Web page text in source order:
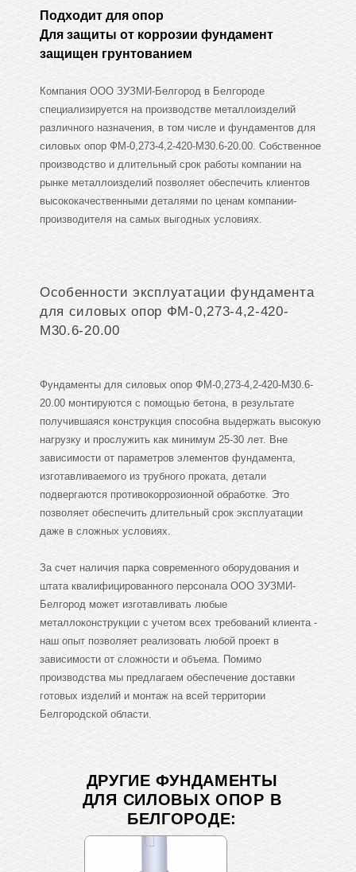
Подходит для опор
Для защиты от коррозии фундамент
защищен грунтованием
Компания ООО ЗУЗМИ-Белгород в Белгороде
специализируется на производстве металлоизделий
различного назначения, в том числе и фундаментов для
силовых опор ФМ-0,273-4,2-420-М30.6-20.00. Собственное
производство и длительный срок работы компании на
рынке металлоизделий позволяет обеспечить клиентов
высококачественными деталями по ценам компании-
производителя на самых выгодных условиях.
Особенности эксплуатации фундамента
для силовых опор ФМ-0,273-4,2-420-
М30.6-20.00
Фундаменты для силовых опор ФМ-0,273-4,2-420-М30.6-
20.00 монтируются с помощью бетона, в результате
получившаяся конструкция способна выдержать высокую
нагрузку и прослужить как минимум 25-30 лет. Вне
зависимости от параметров элементов фундамента,
изготавливаемого из трубного проката, детали
подвергаются противокоррозионной обработке. Это
позволяет обеспечить длительный срок эксплуатации
даже в сложных условиях.
За счет наличия парка современного оборудования и
штата квалифицированного персонала ООО ЗУЗМИ-
Белгород может изготавливать любые
металлоконструкции с учетом всех требований клиента -
наш опыт позволяет реализовать любой проект в
зависимости от сложности и объема. Помимо
производства мы предлагаем обеспечение доставки
готовых изделий и монтаж на всей территории
Белгородской области.
ДРУГИЕ ФУНДАМЕНТЫ
ДЛЯ СИЛОВЫХ ОПОР В
БЕЛГОРОДЕ: